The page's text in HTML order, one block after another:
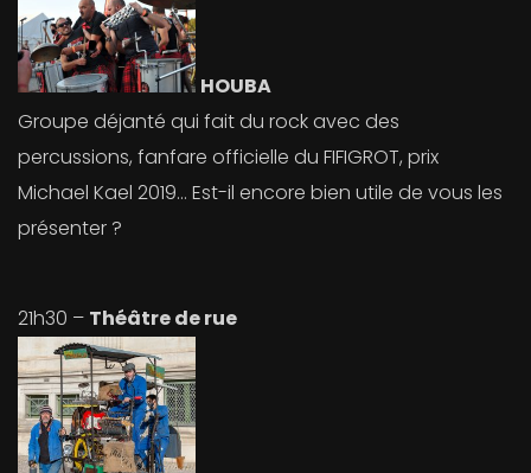
HOUBA
Groupe déjanté qui fait du rock avec des
percussions, fanfare officielle du FIFIGROT, prix
Michael Kael 2019… Est-il encore bien utile de vous les
présenter ?
21h30 – Théâtre de rue